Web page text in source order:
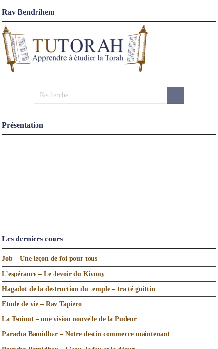
Rav Bendrihem
Présentation
Les derniers cours
Job – Une leçon de foi pour tous
L’espérance – Le devoir du Kivouy
Hagadot de la destruction du temple – traité guittin
Etude de vie – Rav Tapiero
La Tsniout – une vision nouvelle de la Pudeur
Paracha Bamidbar – Notre destin commence maintenant